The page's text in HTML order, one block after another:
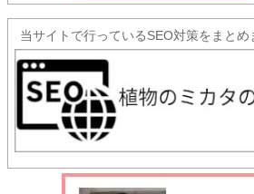
当サイトで行っているSEO対策をまとめ